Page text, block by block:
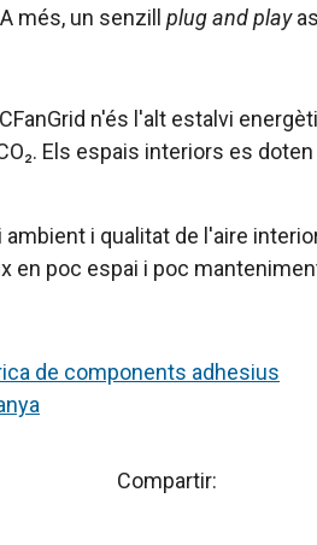
més, un senzill plug and play
n'és l'alt estalvi
Els espais interiors es
i qualitat de l'aire
en poc espai i poc
de components adhesius
Compartir: